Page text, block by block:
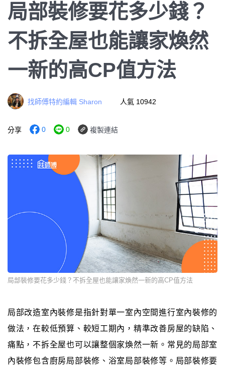
局部裝修要花多少錢？
不拆全屋也能讓家煥然
一新的高CP值方法
找師傅特約編輯 Sharon 人氣 10942
分享 0 0 複製連結
局部裝修要花多少錢？不拆全屋也能讓家煥然一新的高CP值方法
局部改造室內裝修是指針對單一室內空間進行室內裝修的
做法，在較低預算、較短工期內，精準改善房屋的缺陷、
痛點，不拆全屋也可以讓整個家煥然一新。常見的局部室
內裝修包含廚房局部裝修、浴室局部裝修等。局部裝修要